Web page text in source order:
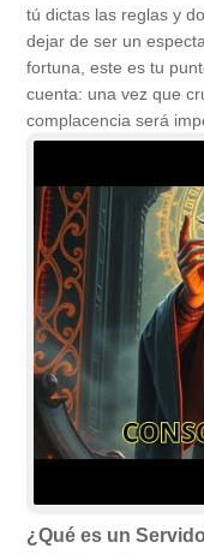
tú dictas las reglas y
dejar de ser un
fortuna, este es tu
cuenta: una vez que
complacencia será
¿Qué es un